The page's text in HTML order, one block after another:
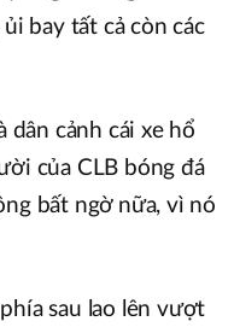
bay tất cả còn các
dân cảnh cái xe hổ
của CLB bóng đá
bất ngờ nữa, vì nó
sau lao lên vượt